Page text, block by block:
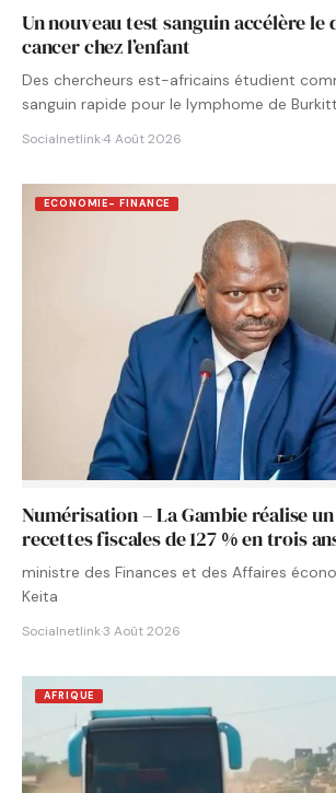
Un nouveau test sanguin accélère le
cancer chez l’enfant
Des chercheurs est-africains étudient
sanguin rapide pour le lymphome de
Socialnetlink·4 Août 2026
ECONOMIE- FINANCE
Numérisation – La Gambie réalise
recettes fiscales de 127 % en trois
ministre des Finances et des Affaires
Keita
Socialnetlink·3 Août 2026
AFRIQUE